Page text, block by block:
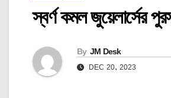
স্বর্ণ কমল জুয়েলার্সের
By JM Desk
DEC 20, 2023